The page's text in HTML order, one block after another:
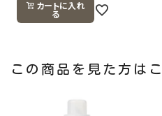
カートに入れ
る
この商品を見た方は